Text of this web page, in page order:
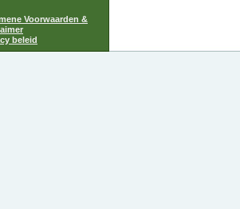
Voorwaarden &
beleid